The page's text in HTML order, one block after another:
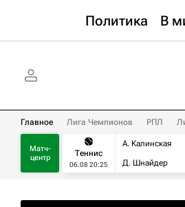
Политика В
Главное Лига Чемпионов РПЛ
Матч-
центр
Теннис
06.08 20:25
А. Калинская
Д. Шнайдер